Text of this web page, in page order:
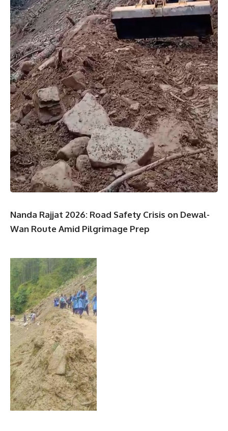
Nanda Rajjat 2026: Road Safety Crisis on Dewal-
Wan Route Amid Pilgrimage Prep